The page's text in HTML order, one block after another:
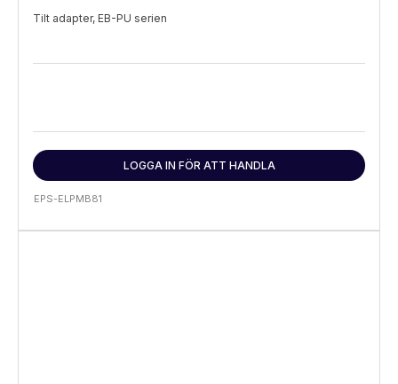
Tilt adapter, EB-PU serien
LOGGA IN FÖR ATT HANDLA
EPS-ELPMB81